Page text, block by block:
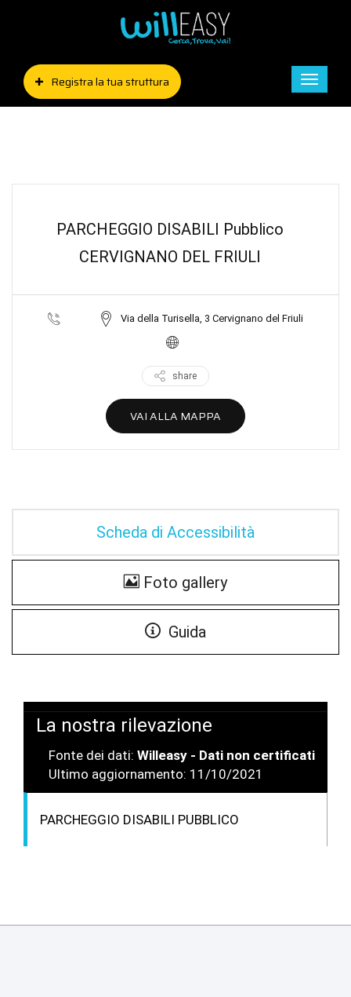
Registra la tua struttura
Toggle
PARCHEGGIO DISABILI Pubblico
CERVIGNANO DEL FRIULI
Via della Turisella, 3 Cervignano del Friuli
share
VAI ALLA MAPPA
Scheda di Accessibilità
Foto gallery
Guida
La nostra rilevazione
Fonte dei dati: Willeasy - Dati non certificati
Ultimo aggiornamento: 11/10/2021
PARCHEGGIO DISABILI PUBBLICO